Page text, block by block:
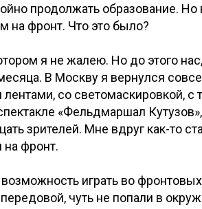
продолжать образование.
на фронт. Что это было?
я не жалею. Но до этого
В Москву я вернулся
со светомаскировкой, с
«Фельдмаршал
зрителей. Мне вдруг как-то
на фронт.
играть во
чуть не попали в